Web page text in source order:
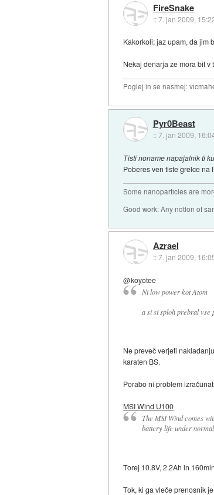
FireSnake
::7. jan 2009,
Kakorkoli; jaz upam, da jim
Nekaj denarja ze mora bit v
Poglej in se nasmej:
Pyr0Beast
::7. jan 2009,
Tisti noname napajalnik ti
Poberes ven tiste grelce na
Some nanoparticles are
Good work: Any notion of
Azrael
::7. jan 2009,
@koyotee
Ni low power kot Atom
a si si sploh prebral vse
Ne preveč verjeti
karaten BS.
Porabo ni problem
MSI Wind U100
The MSI Wind comes
battery life under normal
Torej 10.8V, 2.2Ah in
Tok, ki ga vleče prenosnik